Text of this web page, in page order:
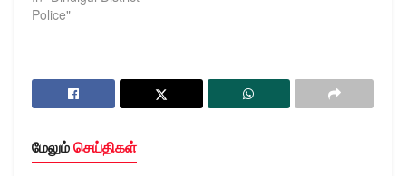
Police"
மேலும்செய்திகள்